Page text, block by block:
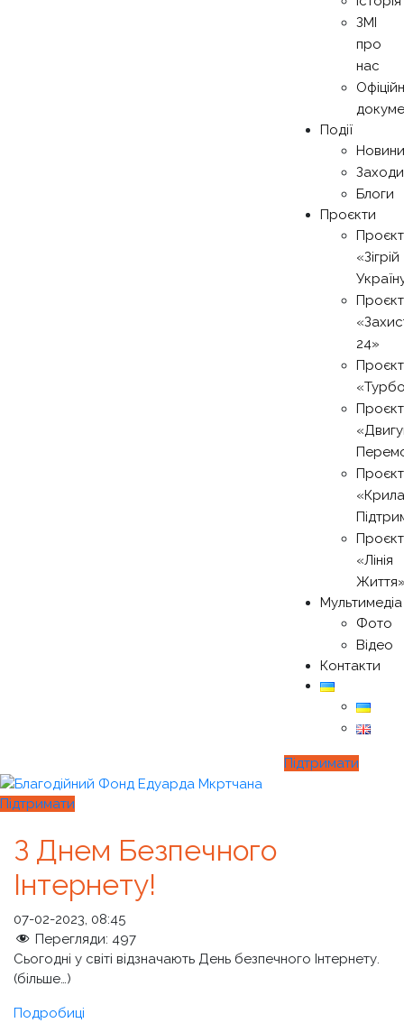
ЗМІ
про
нас
Події
Новини
Заходи
Блоги
Проєкти
Проєкт
«Зігрій
Проєкт
24»
Проєкт
Проєкт
Проєкт
«Крила
Проєкт
«Лінія
Мультимедіа
Фото
Відео
Контакти
Підтримати
Підтримати
З Днем Безпечного
Інтернету!
07-02-2023, 08:45
Перегляди: 497
Сьогодні у світі відзначають День безпечного Інтернету.
(більше…)
Подробиці